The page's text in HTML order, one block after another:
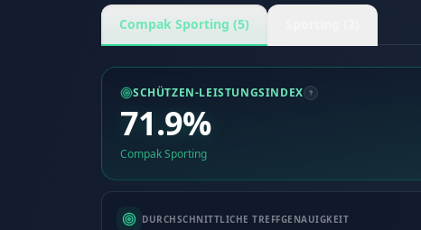
Compak Sporting (5)
SCHÜTZEN-LEISTUNGSINDEX
71.9%
Compak Sporting
DURCHSCHNITTLICHE TREFFGENAUIGKEIT